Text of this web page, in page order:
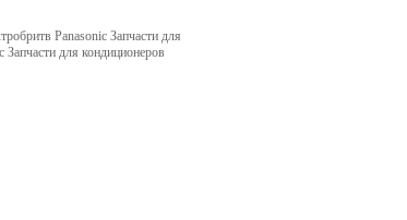
Panasonic Запчасти для
Запчасти для кондиционеров